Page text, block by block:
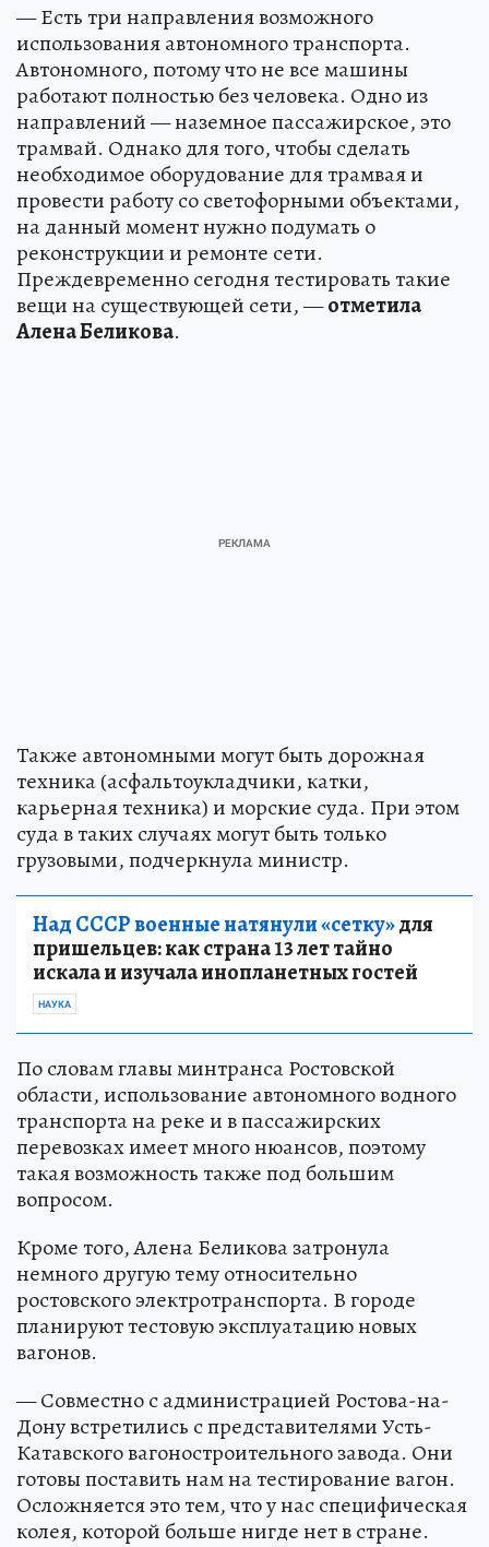
— Есть три направления возможного
использования автономного транспорта.
Автономного, потому что не все машины
работают полностью без человека. Одно из
направлений — наземное пассажирское, это
трамвай. Однако для того, чтобы сделать
необходимое оборудование для трамвая и
провести работу со светофорными объектами,
на данный момент нужно подумать о
реконструкции и ремонте сети.
Преждевременно сегодня тестировать такие
вещи на существующей сети, —отметила
Алена Беликова.
Также автономными могут быть дорожная
техника (асфальтоукладчики, катки,
карьерная техника) и морские суда. При этом
суда в таких случаях могут быть только
грузовыми, подчеркнула министр.
Над СССР военные натянули «сетку»для
пришельцев: как страна 13 лет тайно
искала и изучала инопланетных гостей
НАУКА
По словам главы минтранса Ростовской
области, использование автономного водного
транспорта на реке и в пассажирских
перевозках имеет много нюансов, поэтому
такая возможность также под большим
вопросом.
Кроме того, Алена Беликова затронула
немного другую тему относительно
ростовского электротранспорта. В городе
планируют тестовую эксплуатацию новых
вагонов.
— Совместно с администрацией Ростова-на-
Дону встретились с представителями Усть-
Катавского вагоностроительного завода. Они
готовы поставить нам на тестирование вагон.
Осложняется это тем, что у нас специфическая
колея, которой больше нигде нет в стране.